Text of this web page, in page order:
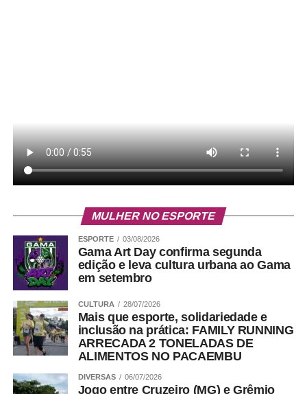
MULHER NO ESPORTE
ESPORTE 03/08/2026
Gama Art Day confirma segunda
edição e leva cultura urbana ao Gama
em setembro
CULTURA 28/07/2026
Mais que esporte, solidariedade e
inclusão na prática: FAMILY RUNNING
ARRECADA 2 TONELADAS DE
ALIMENTOS NO PACAEMBU
DIVERSAS 06/07/2026
Jogo entre Cruzeiro (MG) e Grêmio